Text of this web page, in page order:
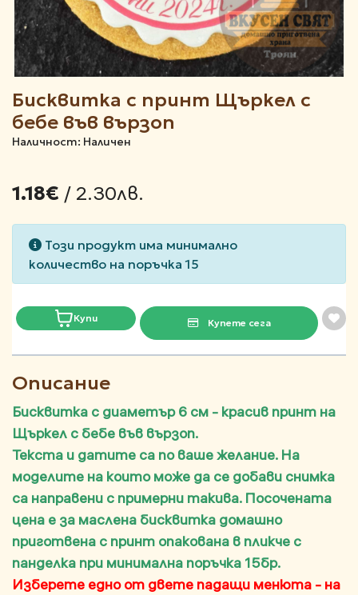
Бисквитка с принт Щъркел с
бебе във вързоп
Наличност: Наличен
1.18€ / 2.30лв.
Този продукт има минимално
количество на поръчка 15
Купи Купете сега
Описание
Бисквитка с диаметър 6 см - красив принт на
Щъркел с бебе във вързоп.
Текста и датите са по ваше желание. На
моделите на които може да се добави снимка
са направени с примерни такива. Посочената
цена е за маслена бисквитка домашно
приготвена с принт опакована в пликче с
панделка при минимална поръчка 15бр.
Изберете едно от двете падащи менюта - на